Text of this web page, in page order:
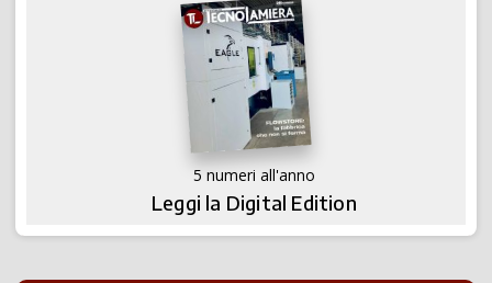
5 numeri all'anno
Leggi la Digital Edition